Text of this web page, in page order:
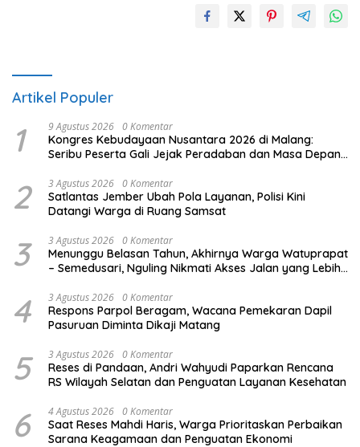
Artikel Populer
1 9 Agustus 2026 0 Komentar
Kongres Kebudayaan Nusantara 2026 di Malang:
Seribu Peserta Gali Jejak Peradaban dan Masa Depan
2 3 Agustus 2026 0 Komentar
Satlantas Jember Ubah Pola Layanan, Polisi Kini
Datangi Warga di Ruang Samsat
3 3 Agustus 2026 0 Komentar
Menunggu Belasan Tahun, Akhirnya Warga Watuprapat
– Semedusari, Nguling Nikmati Akses Jalan yang Lebih
4 3 Agustus 2026 0 Komentar
Respons Parpol Beragam, Wacana Pemekaran Dapil
Pasuruan Diminta Dikaji Matang
5 3 Agustus 2026 0 Komentar
Reses di Pandaan, Andri Wahyudi Paparkan Rencana
RS Wilayah Selatan dan Penguatan Layanan Kesehatan
6 4 Agustus 2026 0 Komentar
Saat Reses Mahdi Haris, Warga Prioritaskan Perbaikan
Sarana Keagamaan dan Penguatan Ekonomi